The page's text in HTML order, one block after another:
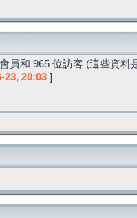
員和 965 位訪客 (這些資料
23, 20:03 ]